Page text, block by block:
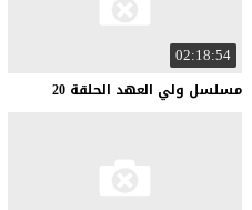
02:18:54
مسلسل ولي العهد الحلقة 20